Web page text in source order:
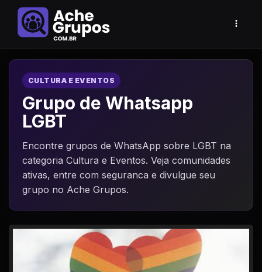
CULTURA E EVENTOS
Grupo de Whatsapp
LGBT
Encontre grupos de WhatsApp sobre LGBT na
categoria Cultura e Eventos. Veja comunidades
ativas, entre com seguranca e divulgue seu
grupo no Ache Grupos.